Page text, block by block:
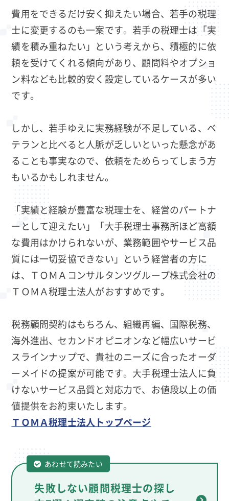
費用をできるだけ安く抑えたい場合、若手の税理
士に変更するのも一案です。若手の税理士は「実
績を積み重ねたい」という考えから、積極的に依
頼を受けてくれる傾向があり、顧問料やオプショ
ン料なども比較的安く設定しているケースが多い
です。
しかし、若手ゆえに実務経験が不足している、ベ
テランと比べると人脈が乏しいといった懸念があ
ることも事実なので、依頼をためらってしまう方
もいるかもしれません。
「実績と経験が豊富な税理士を、経営のパートナ
ーとして迎えたい」「大手税理士事務所ほど高額
な費用はかけられないが、業務範囲やサービス品
質には一切妥協できない」という経営者の方に
は、ＴＯＭＡコンサルタンツグループ株式会社の
ＴＯＭＡ税理士法人がおすすめです。
税務顧問契約はもちろん、組織再編、国際税務、
海外進出、セカンドオピニオンなど幅広いサービ
スラインナップで、貴社のニーズに合ったオーダ
ーメイドの提案が可能です。大手税理士法人に負
けないサービス品質と対応力で、お値段以上の価
値提供をお約束いたします。
ＴＯＭＡ税理士法人トップページ
あわせて読みたい
失敗しない顧問税理士の探し